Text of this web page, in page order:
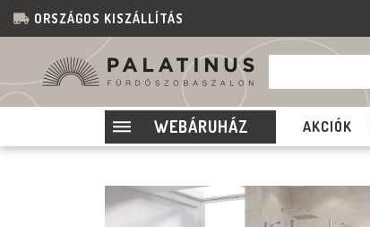
ORSZÁGOS KISZÁLLÍTÁS
WEBÁRUHÁZ AKCIÓK